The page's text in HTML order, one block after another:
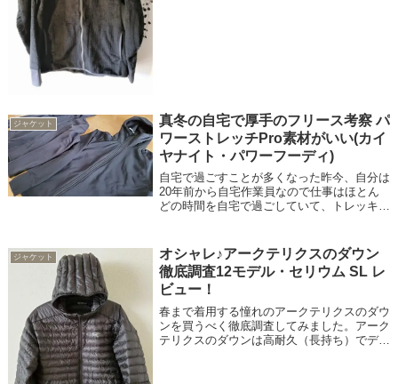
ジャケット
真冬の自宅で厚手のフリース考察 パ
ワーストレッチPro素材がいい(カイ
ヤナイト・パワーフーディ)
自宅で過ごすことが多くなった昨今、自分は
20年前から自宅作業員なので仕事はほとん
どの時間を自宅で過ごしていて、トレッキン
ように選んでいます。秋・冬・春の自宅に
は...
ジャケット
オシャレ♪アークテリクスのダウン
徹底調査12モデル・セリウム SL レ
ビュー！
春まで着用する憧れのアークテリクスのダウ
ンを買うべく徹底調査してみました。アーク
テリクスのダウンは高耐久（長持ち）でデザ